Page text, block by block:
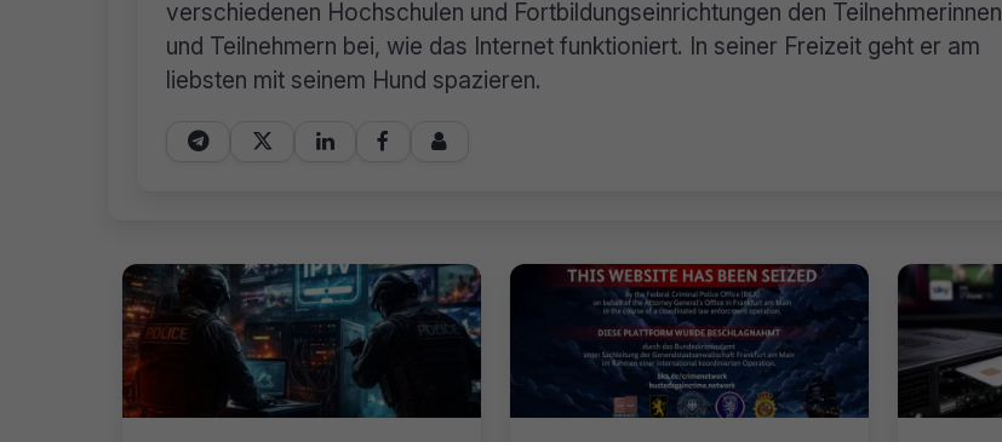
verschiedenen Hochschulen und Fortbildungseinrichtungen den Teilnehmerinnen
und Teilnehmern bei, wie das Internet funktioniert. In seiner Freizeit geht er am
liebsten mit seinem Hund spazieren.
    